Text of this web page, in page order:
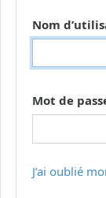
Nom
Mot de
J’ai oublié